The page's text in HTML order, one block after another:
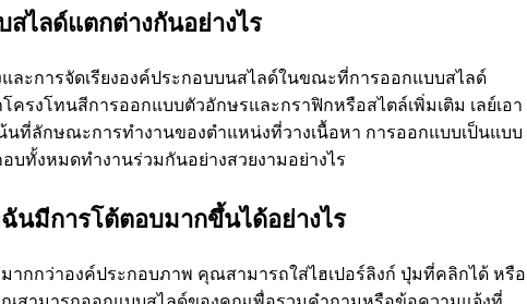
สไลด์แตกต่างกันอย่างไร
และการจัดเรียงองค์ประกอบบนสไลด์ในขณะที่การออกแบบสไลด์
รงโทนสีการออกแบบตัวอักษรและกราฟิกหรือสไตล์เพิ่มเติม เลย์เอา
นที่ลักษณะการทํางานของตําแหน่งที่วางเนื้อหา การออกแบบเป็นแบบ
ทั้งหมดทํางานร่วมกันอย่างสวยงามอย่างไร
นมีการโต้ตอบมากขึ้นได้อย่างไร
ากกว่าองค์ประกอบภาพ คุณสามารถใส่ไฮเปอร์ลิงก์ ปุ่มที่คลิกได้ หรือ